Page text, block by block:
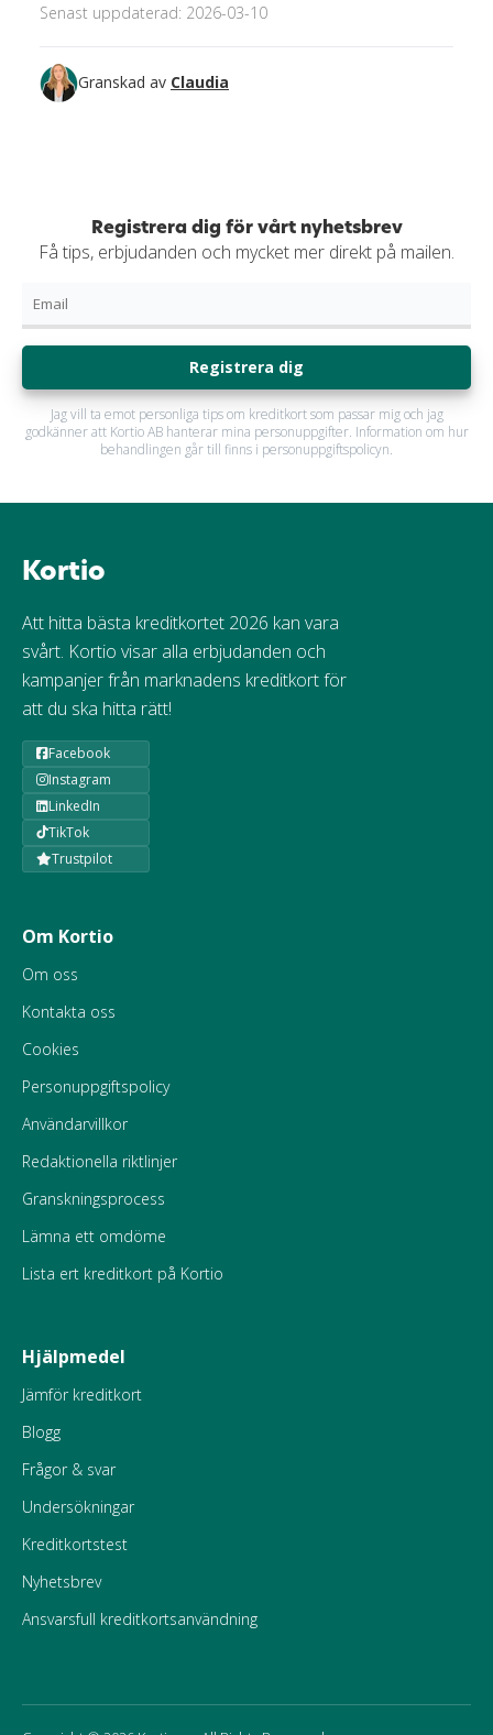
Senast uppdaterad: 2026-03-10
Granskad av Claudia
Registrera dig för vårt nyhetsbrev
Få tips, erbjudanden och mycket mer direkt på mailen.
Registrera dig
Jag vill ta emot personliga tips om kreditkort som passar mig och jag
godkänner att Kortio AB hanterar mina personuppgifter. Information om hur
behandlingen går till finns i personuppgiftspolicyn.
Kortio
Att hitta bästa kreditkortet 2026 kan vara
svårt. Kortio visar alla erbjudanden och
kampanjer från marknadens kreditkort för
att du ska hitta rätt!
Facebook
Instagram
LinkedIn
TikTok
Trustpilot
Om Kortio
Om oss
Kontakta oss
Cookies
Personuppgiftspolicy
Användarvillkor
Redaktionella riktlinjer
Granskningsprocess
Lämna ett omdöme
Lista ert kreditkort på Kortio
Hjälpmedel
Jämför kreditkort
Blogg
Frågor & svar
Undersökningar
Kreditkortstest
Nyhetsbrev
Ansvarsfull kreditkortsanvändning